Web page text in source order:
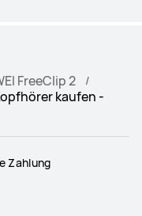
FreeClip 2
kaufen -
Zahlung